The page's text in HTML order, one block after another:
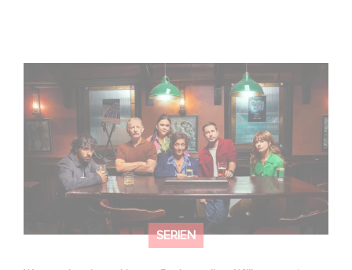
SERIEN
Wenn gebrochene Herzen Rache wollen: Willkommen im
Revenge Club.